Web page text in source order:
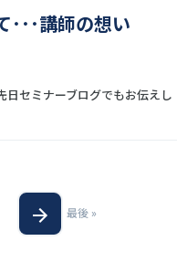
･･･講師の想い
日セミナーブログでもお伝えし
最後 »